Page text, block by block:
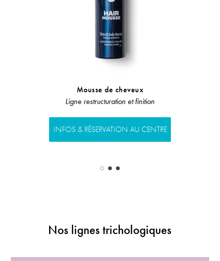
Mousse de cheveux
Ligne restructuration et finition
INFOS & RÉSERVATION AU CENTRE
Nos lignes trichologiques